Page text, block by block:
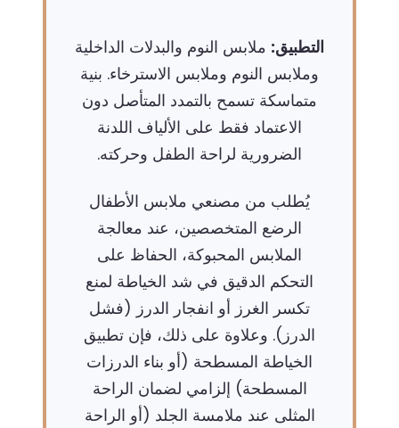
التطبيق: ملابس النوم والبدلات الداخلية
وملابس النوم وملابس الاسترخاء. بنية
متماسكة تسمح بالتمدد المتأصل دون
الاعتماد فقط على الألياف اللدنة
الضرورية لراحة الطفل وحركته.
يُطلب من مصنعي ملابس الأطفال
الرضع المتخصصين، عند معالجة
الملابس المحبوكة، الحفاظ على
التحكم الدقيق في شد الخياطة لمنع
تكسر الغرز أو انفجار الدرز (فشل
الدرز). وعلاوة على ذلك، فإن تطبيق
الخياطة المسطحة (أو بناء الدرزات
المسطحة) إلزامي لضمان الراحة
المثلى عند ملامسة الجلد (أو الراحة